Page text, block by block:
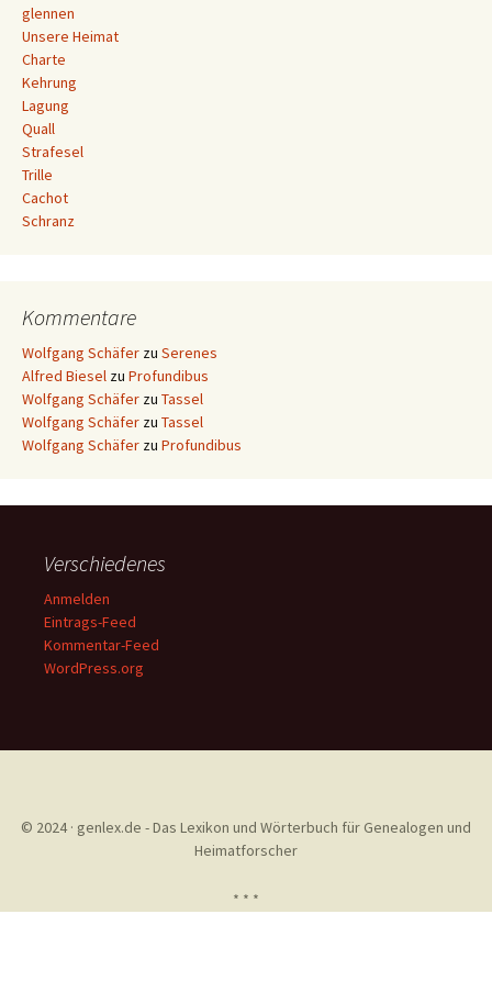
glennen
Unsere Heimat
Charte
Kehrung
Lagung
Quall
Strafesel
Trille
Cachot
Schranz
Kommentare
Wolfgang Schäfer zu Serenes
Alfred Biesel zu Profundibus
Wolfgang Schäfer zu Tassel
Wolfgang Schäfer zu Tassel
Wolfgang Schäfer zu Profundibus
Verschiedenes
Anmelden
Eintrags-Feed
Kommentar-Feed
WordPress.org
© 2024 · genlex.de - Das Lexikon und Wörterbuch für Genealogen und
Heimatforscher
* * *